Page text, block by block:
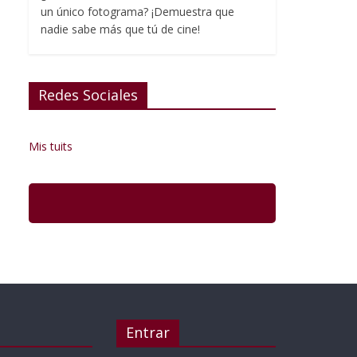
un único fotograma? ¡Demuestra que
nadie sabe más que tú de cine!
Redes Sociales
Mis tuits
Entrar